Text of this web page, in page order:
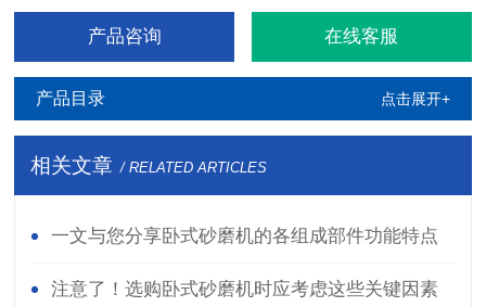
产品咨询 在线客服
产品目录 点击展开+
相关文章 / RELATED ARTICLES
一文与您分享卧式砂磨机的各组成部件功能特点
注意了！选购卧式砂磨机时应考虑这些关键因素